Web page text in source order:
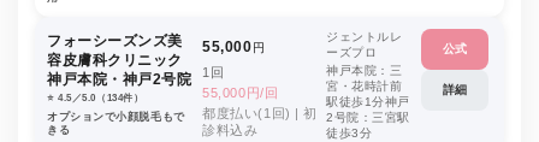
フォーシーズンズ美
容皮膚科クリニック
神戸本院・神戸2号院
⭐️ 4.5／5.0（134件）
オプションで小顔脱毛もで
きる
55,000円
1回
55,000円/回
都度払い(1回) | 初
診料込み
ジェントルレ
ーズプロ
神戸本院：三
宮・花時計前
駅徒歩1分神戸
2号院：三宮駅
徒歩3分
公式
詳細